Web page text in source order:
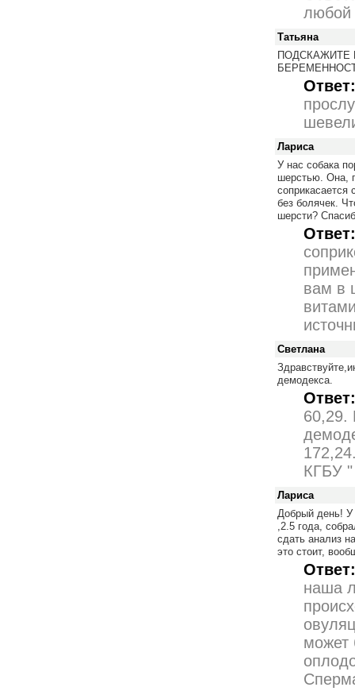
любой
Татьяна
ПОДСКАЖИТЕ
Ответ:
Лариса
У нас собака
шерстью. Она,
соприкасается
без болячек.
шерсти?
Ответ:
вам в
Светлана
демодекса.
Ответ:
60,29.
КГБУ "
Лариса
Добрый день! У
,2.5 года,
сдать анализ
это стоит,
Ответ:
наша
может